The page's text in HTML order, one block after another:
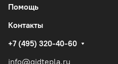
Помощь
Контакты
+7 (495) 320-40-60
info@gidtepla.ru